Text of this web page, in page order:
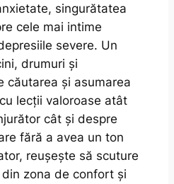
singurătatea
cele mai intime
severe. Un
drumuri și
căutarea și asumarea
lecții valoroase atât
cât și despre
fără a avea un ton
reușește să scuture
zona de confort și